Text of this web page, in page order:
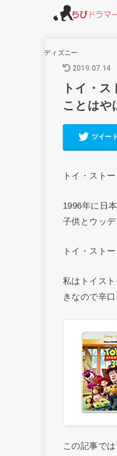
ディズニー
2019.07.14
トイ・
ことはや
ツイート
トイ・スト
1996年に日
子供とウッ
トイ・スト
私はトイス
きなので辛
この記事で